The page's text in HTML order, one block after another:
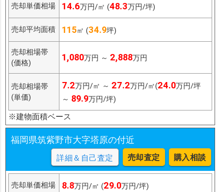
売却単価相場 14.6万円/㎡ (48.3万円/坪)
売却平均面積 115㎡ (34.9坪)
売却相場帯
(価格)
1,080万円 ～ 2,888万円
売却相場帯
(単価)
7.2万円/㎡ ～ 27.2万円/㎡(24.0万円/坪
～ 89.9万円/坪)
※建物面積ベース
福岡県筑紫野市大字塔原の付近
詳細＆自己査定 売却査定 購入相談
売却単価相場 8.8万円/㎡ (29.0万円/坪)